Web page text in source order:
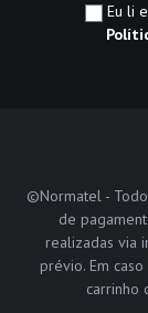
Eu li
©Normatel -
de
realizadas via
prévio. Em
carrinho